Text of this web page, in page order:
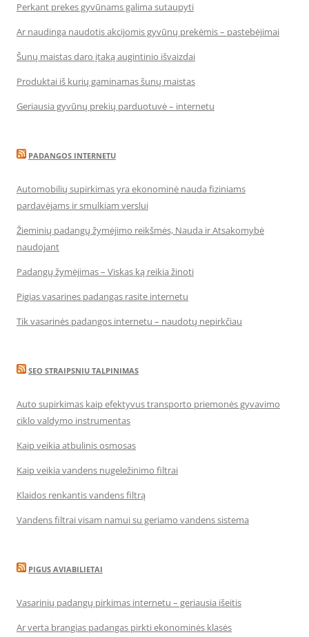
Perkant prekes gyvūnams galima sutaupyti
Ar naudinga naudotis akcijomis gyvūnų prekėmis – pastebėjimai
Šunų maistas daro įtaką augintinio išvaizdai
Produktai iš kurių gaminamas šunų maistas
Geriausia gyvūnų prekių parduotuvė – internetu
PADANGOS INTERNETU
Automobilių supirkimas yra ekonominė nauda fiziniams
pardavėjams ir smulkiam verslui
Žieminių padangų žymėjimo reikšmės, Nauda ir Atsakomybė
naudojant
Padangų žymėjimas – Viskas ką reikia žinoti
Pigias vasarines padangas rasite internetu
Tik vasarinės padangos internetu – naudotų nepirkčiau
SEO STRAIPSNIU TALPINIMAS
Auto supirkimas kaip efektyvus transporto priemonės gyvavimo
ciklo valdymo instrumentas
Kaip veikia atbulinis osmosas
Kaip veikia vandens nugeležinimo filtrai
Klaidos renkantis vandens filtrą
Vandens filtrai visam namui su geriamo vandens sistema
PIGUS AVIABILIETAI
Vasarinių padangų pirkimas internetu – geriausia išeitis
Ar verta brangias padangas pirkti ekonominės klasės